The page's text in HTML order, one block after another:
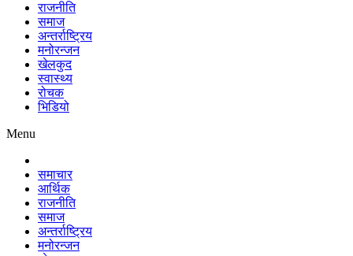
राजनीति
समाज
अन्तर्राष्ट्रिय
मनोरन्जन
खेलकुद
स्वास्थ्य
रोचक
भिडियो
Menu
समाचार
आर्थिक
राजनीति
समाज
अन्तर्राष्ट्रिय
मनोरन्जन